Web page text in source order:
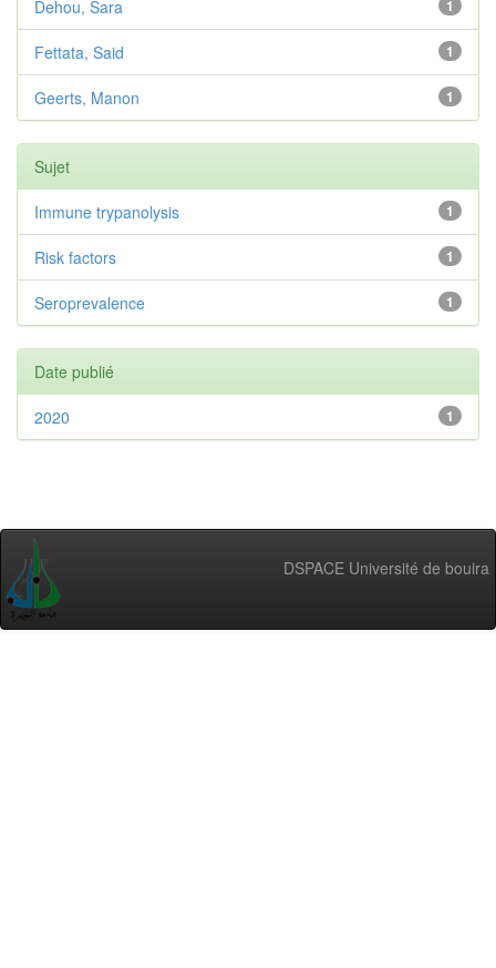
1
Dehou, Sara
1
Fettata, Said
1
Geerts, Manon
Sujet
1
Immune trypanolysis
1
Risk factors
1
Seroprevalence
Date publié
1
2020
DSPACE Université de bouira